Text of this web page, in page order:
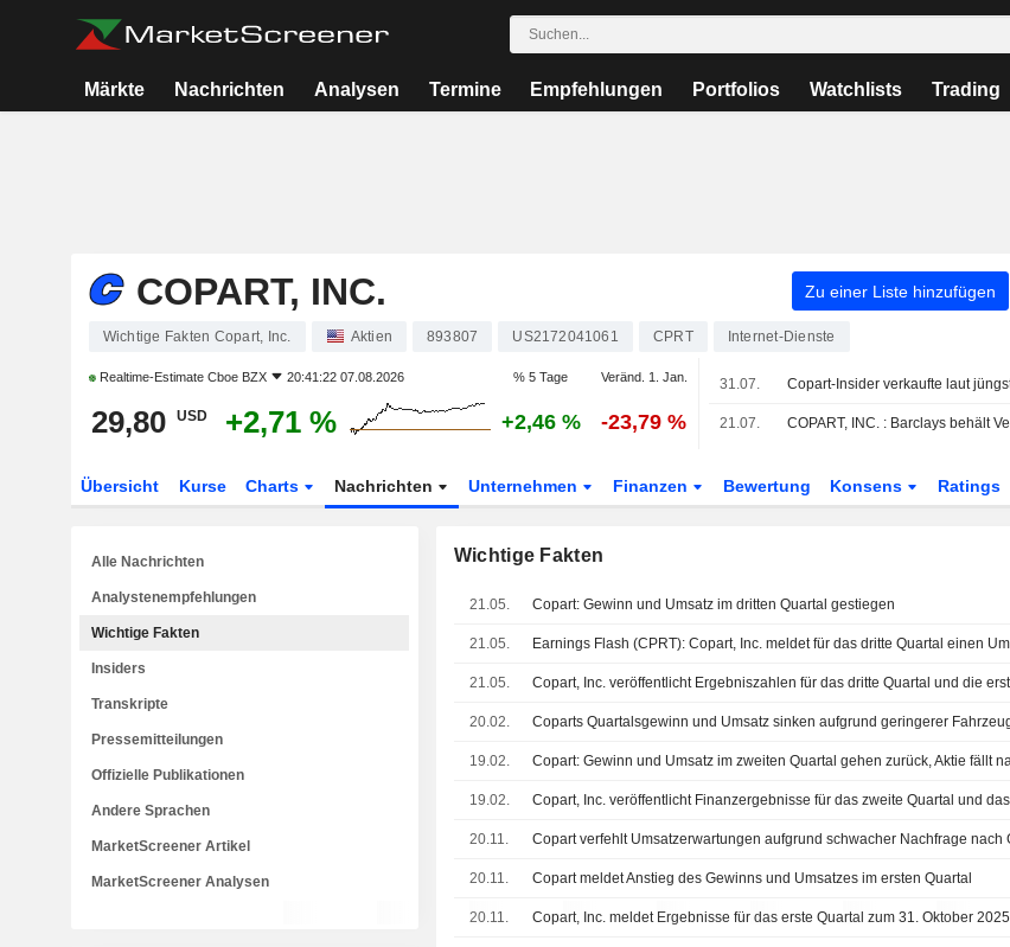
Märkte Nachrichten Analysen Termine Empfehlungen Portfolios Watchlists Trading
COPART, INC. Zu einer Liste hinzufügen
Wichtige Fakten Copart, Inc. Aktien 893807 US2172041061 CPRT Internet-Dienste
Realtime-Estimate Cboe BZX 20:41:22 07.08.2026 % 5 Tage Veränd. 1. Jan.
29,80 USD +2,71 % +2,46 % -23,79 %
31.07.
21.07.
Übersicht Kurse Charts Nachrichten Unternehmen Finanzen Bewertung Konsens Ratings
Wichtige Fakten
21.05. Copart: Gewinn und Umsatz im dritten Quartal gestiegen
21.05.
21.05.
20.02.
19.02.
19.02.
20.11.
20.11. Copart meldet Anstieg des Gewinns und Umsatzes im ersten Quartal
20.11. Copart, Inc. meldet Ergebnisse für das erste Quartal zum 31. Oktober 2025
Alle Nachrichten
Analystenempfehlungen
Wichtige Fakten
Insiders
Transkripte
Pressemitteilungen
Offizielle Publikationen
Andere Sprachen
MarketScreener Artikel
MarketScreener Analysen